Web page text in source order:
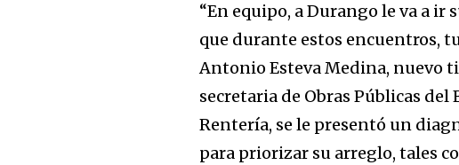
“En equipo, a Durango le va a
que durante estos encuentros,
Antonio Esteva Medina, nuevo
secretaria de Obras Públicas del
Rentería, se le presentó un
para priorizar su arreglo, tales